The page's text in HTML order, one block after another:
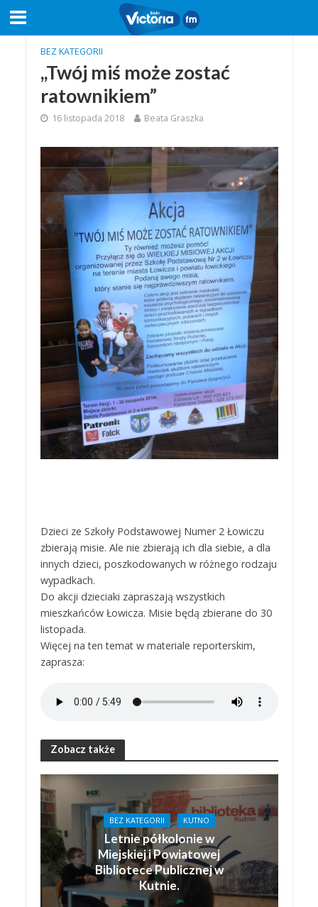
BEZ KATEGORII
,,Twój miś może zostać
ratownikiem”
16 listopada 2018 Beata Graszka
Dzieci ze Szkoły Podstawowej Numer 2 Łowiczu
zbierają misie. Ale nie zbierają ich dla siebie, a dla
innych dzieci, poszkodowanych w różnego rodzaju
wypadkach.
Do akcji dzieciaki zapraszają wszystkich
mieszkańców Łowicza. Misie będą zbierane do 30
listopada.
Więcej na ten temat w materiale reporterskim,
zaprasza:
Zobacz także
BEZ KATEGORII KUTNO
Letnie półkolonie w
Miejskiej i Powiatowej
Bibliotece Publicznej w
Kutnie.